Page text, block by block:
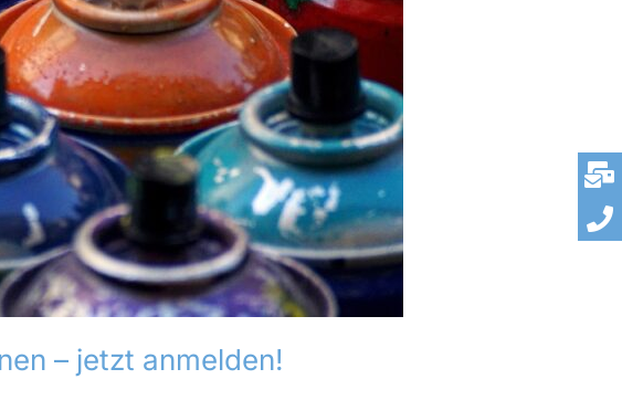
– jetzt anmelden!